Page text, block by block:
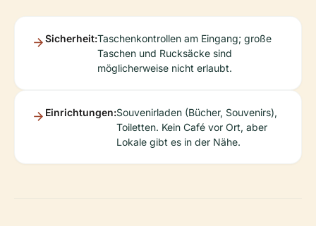
Sicherheit:Taschenkontrollen am Eingang; große
Taschen und Rucksäcke sind
möglicherweise nicht erlaubt.
Einrichtungen:Souvenirladen (Bücher, Souvenirs),
Toiletten. Kein Café vor Ort, aber
Lokale gibt es in der Nähe.